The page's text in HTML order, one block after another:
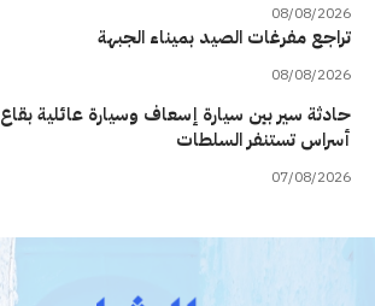
08/08/2026
تراجع مفرغات الصيد بميناء الجبهة
08/08/2026
حادثة سير بين سيارة إسعاف وسيارة عائلية بقاع
أسراس تستنفر السلطات
07/08/2026